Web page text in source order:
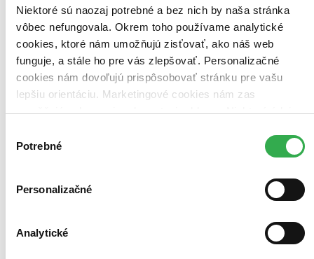
Niektoré sú naozaj potrebné a bez nich by naša stránka
vôbec nefungovala. Okrem toho používame analytické
cookies, ktoré nám umožňujú zisťovať, ako náš web
funguje, a stále ho pre vás zlepšovať. Personalizačné
cookies nám dovoľujú prispôsobovať stránku pre vašu
lepšiu orientáciu. Marketingové cookies nám zas
umožňujú zobrazenie relevantnej reklamy. Niektoré údaje
keby sme mohli používať všetky tieto cookies. Ďakujeme!
súhlasu
Potrebné
Personalizačné
Analytické
Zrušiť filtre
Na tému transplantácia dostupné